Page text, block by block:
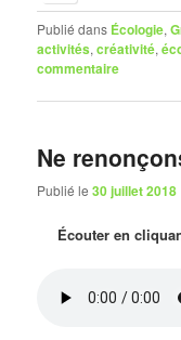
Publié dans Écologie,
activités,créativité,
commentaire
Ne
Publié le30 juillet 2018
Écouter en